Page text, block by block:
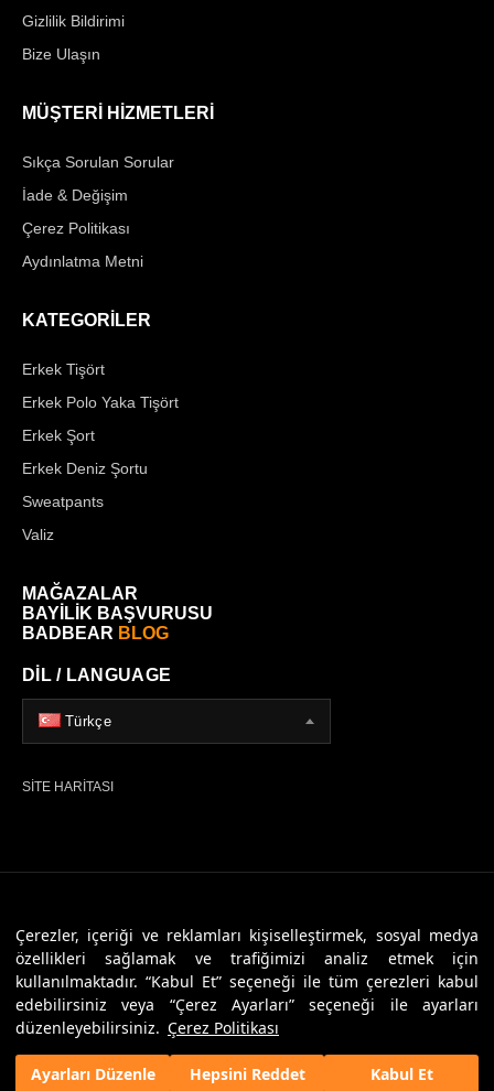
Çerezler, içeriği ve reklamları kişiselleştirmek, sosyal medya
özellikleri sağlamak ve trafiğimizi analiz etmek için
kullanılmaktadır. “Kabul Et” seçeneği ile tüm çerezleri kabul
edebilirsiniz veya “Çerez Ayarları” seçeneği ile ayarları
düzenleyebilirsiniz. Çerez Politikası
Ayarları Düzenle Hepsini Reddet Kabul Et
Gizlilik Bildirimi
Bize Ulaşın
MÜŞTERİ HİZMETLERİ
Sıkça Sorulan Sorular
İade & Değişim
Çerez Politikası
Aydınlatma Metni
KATEGORİLER
Erkek Tişört
Erkek Polo Yaka Tişört
Erkek Şort
Erkek Deniz Şortu
Sweatpants
Valiz
MAĞAZALAR
BAYİLİK BAŞVURUSU
BADBEAR BLOG
DİL / LANGUAGE
Türkçe
SİTE HARİTASI